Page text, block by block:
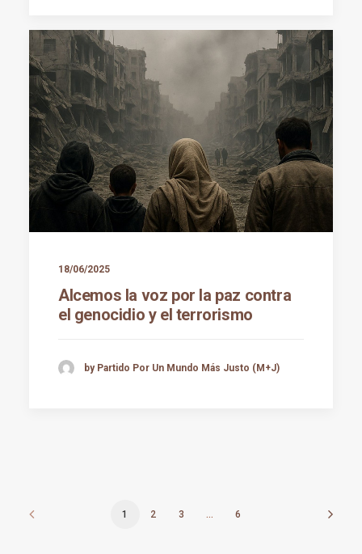
18/06/2025
Alcemos la voz por la paz contra
el genocidio y el terrorismo
by Partido Por Un Mundo Más Justo (M+J)
1 2 3 … 6